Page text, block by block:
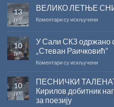
за
на
језику
ЖИЧКЕ
2026.
13
јул
ВЕЛИКО ЛЕТЊЕ
Коментари су искљученина
10
јул
У Сали СКЗ одржано
„Стеван Раичковић”
Коментари су искљученина
Сали
СКЗ
10
јул
ПЕСНИЧКИ
Кирилов добитник
за поезију